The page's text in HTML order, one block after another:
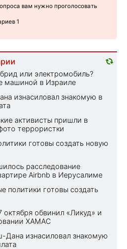
вам нужно проголосовать
1
или электромобиль?
машиной в Израиле
изнасиловал знакомую в
активисты пришли в
террористки
готовы создать новую
расследование
Airbnb в Иерусалиме
политики готовы создать
обвинил «Ликуд» и
ХАМАС
Дана изнасиловал знакомую